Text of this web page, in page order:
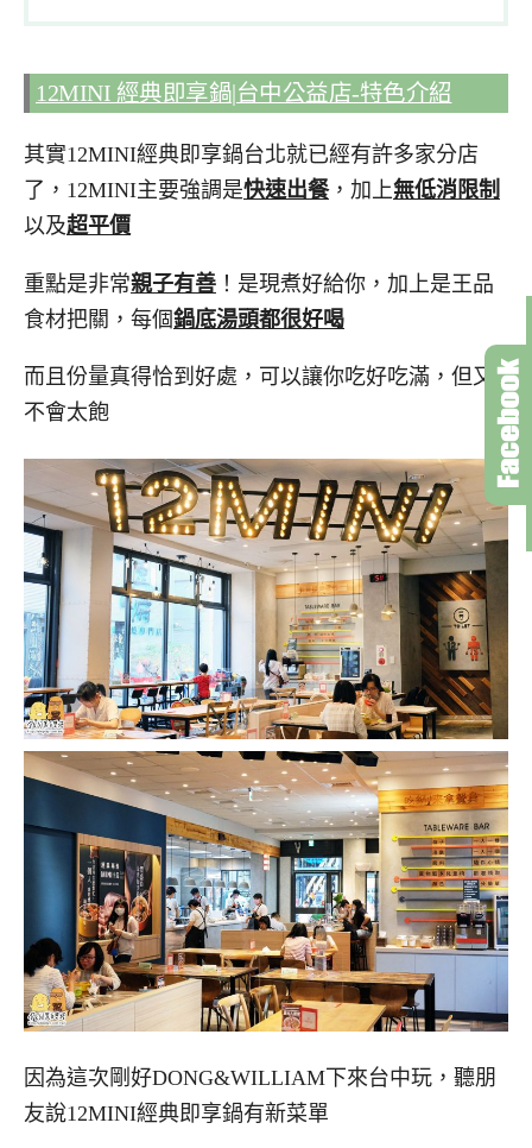
12MINI 經典即享鍋|台中公益店-特色介紹
其實12MINI經典即享鍋台北就已經有許多家分店
了，12MINI主要強調是快速出餐，加上無低消限制
以及超平價
重點是非常親子有善 ！是現煮好給你，加上是王品
食材把關，每個鍋底湯頭都很好喝
而且份量真得恰到好處，可以讓你吃好吃滿，但又
不會太飽
因為這次剛好DONG&WILLIAM下來台中玩，聽朋
友說12MINI經典即享鍋有新菜單